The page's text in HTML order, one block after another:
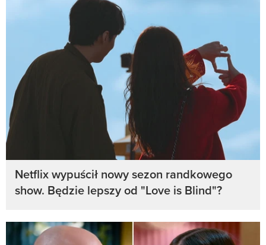
Netflix wypuścił nowy sezon randkowego
show. Będzie lepszy od "Love is Blind"?